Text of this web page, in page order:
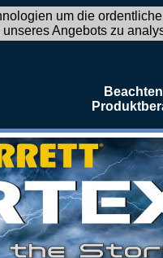
um die
Angebots zu